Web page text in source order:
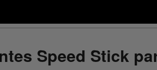
Speed Stick